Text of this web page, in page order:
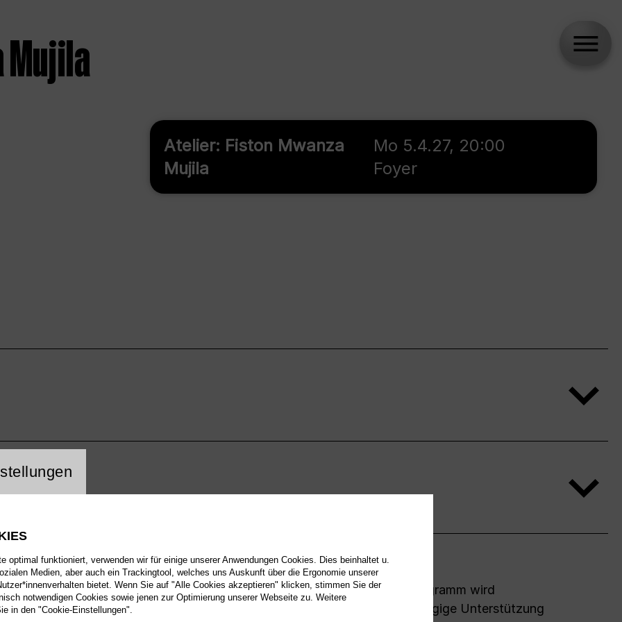
Atelier: Fiston Mwanza
Mujila
Mo 5.4.27, 20:00
Foyer
1 Stunde / Keine Pause
Koproduktion
Das Poet-in-Residence Programm wird
ermöglicht durch die großzügige Unterstützung
Website Cookie
optimal funktioniert, verwenden wir für einige unserer Anwendungen Cookies. Dies beinhaltet u.
Medien, aber auch ein Trackingtool, welches uns Auskunft über die Ergonomie unserer
bietet. Wenn Sie auf "Alle Cookies akzeptieren" klicken, stimmen Sie der
notwendigen Cookies sowie jenen zur Optimierung unserer Webseite zu. Weitere
in den "Cookie-Einstellungen".